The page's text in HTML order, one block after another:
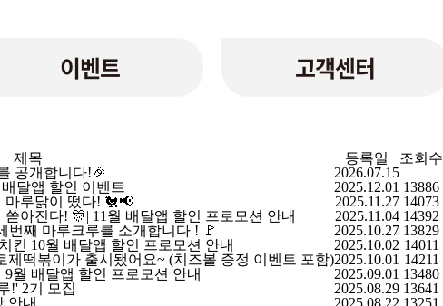
이벤트 고객센터
제목 등록일
조회수
공개합니다!🎉
2026.07.15
달앱 할인 이벤트 2025.12.01 13886
마루닭이 떴다! 🐔📢 2025.11.27 14073
아진다! 🎊| 11월 배달앱 할인 프로모션 안내 2025.11.04 14392
번째 마루크루를 소개합니다 ! 🚩 2025.10.27 13829
킨 10월 배달앱 할인 프로모션 안내 2025.10.02 14011
제떡볶이가 출시됐어요~ (치즈볼 증정 이벤트 포함)2025.10.01 14211
월 배달앱 할인 프로모션 안내 2025.09.01 13480
!' 2기 모집 2025.08.29 13641
안내 2025.08.22 13251